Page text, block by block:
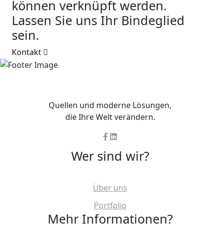
können verknüpft werden.
Lassen Sie uns Ihr Bindeglied
sein.
Kontakt
Quellen und moderne Lösungen,
die Ihre Welt verändern.
Wer sind wir?
Über uns
Portfolio
Mehr Informationen?